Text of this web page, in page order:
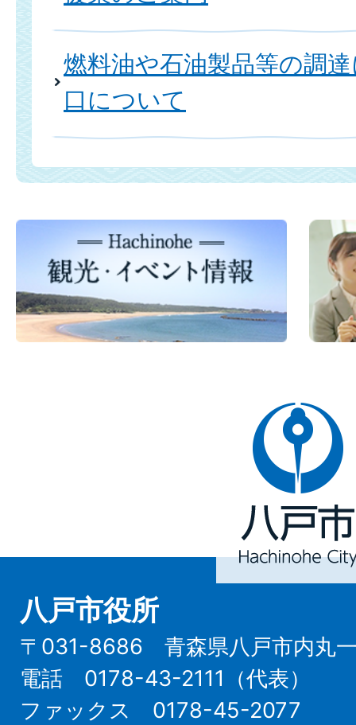
燃料油や石油製品等の調
口について
八
戸
Hachinohe
City
八戸市役所
〒031-8686 青森県八戸市内丸一
電話 0178-43-2111（代表）
ファックス 0178-45-2077